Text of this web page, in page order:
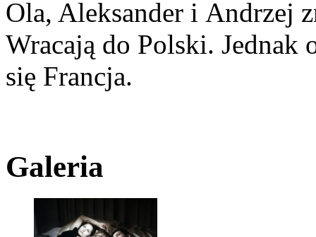
Ola, Aleksander i Andrzej
Wracają do Polski. Jednak
się Francja.
Galeria